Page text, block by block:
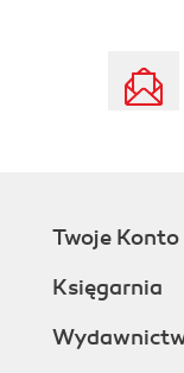
Twoje Konto
Księgarnia